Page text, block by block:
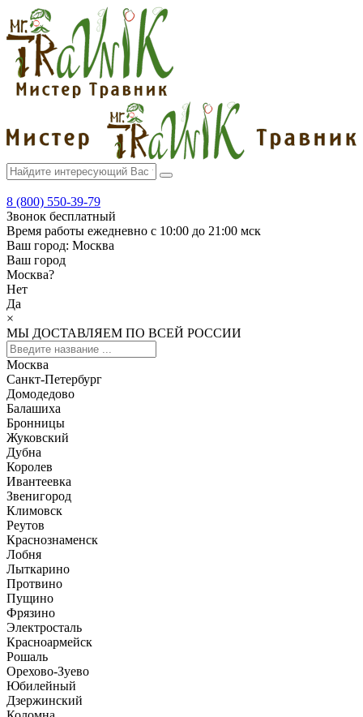
8 (800) 550-39-79
Звонок бесплатный
Время работы ежедневно с 10:00 до 21:00 мск
Ваш город: Москва
Ваш город
Москва?
Нет
Да
×
МЫ ДОСТАВЛЯЕМ ПО ВСЕЙ РОССИИ
Москва
Санкт-Петербург
Домодедово
Балашиха
Бронницы
Жуковский
Дубна
Королев
Ивантеевка
Звенигород
Климовск
Реутов
Краснознаменск
Лобня
Лыткарино
Протвино
Пущино
Фрязино
Электросталь
Красноармейск
Рошаль
Орехово-Зуево
Юбилейный
Дзержинский